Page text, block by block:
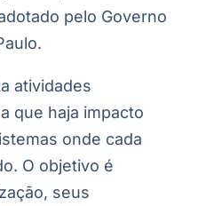
pelo Governo
atividades
que haja impacto
onde cada
O objetivo é
seus